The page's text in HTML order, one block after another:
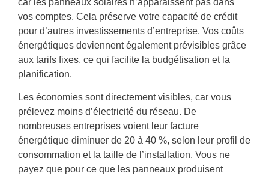
vos comptes. Cela préserve votre capacité de crédit
pour d’autres investissements d’entreprise. Vos coûts
énergétiques deviennent également prévisibles grâce
aux tarifs fixes, ce qui facilite la budgétisation et la
planification.
Les économies sont directement visibles, car vous
prélevez moins d’électricité du réseau. De
nombreuses entreprises voient leur facture
énergétique diminuer de 20 à 40 %, selon leur profil de
consommation et la taille de l’installation. Vous ne
payez que pour ce que les panneaux produisent